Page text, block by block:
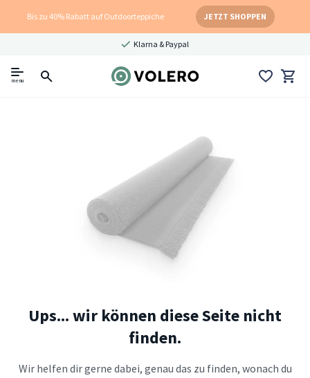
Bis zu 40% Rabatt auf Outdoorteppiche JETZT SHOPPEN
Klarna & Paypal
menu
Ups... wir können diese Seite nicht
finden.
Wir helfen dir gerne dabei, genau das zu finden, wonach du